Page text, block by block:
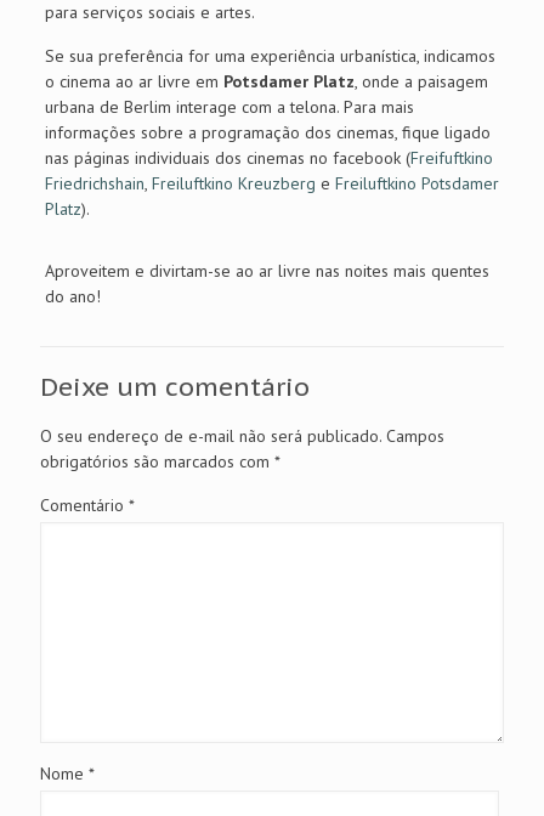
para serviços sociais e artes.
Se sua preferência for uma experiência urbanística, indicamos
o cinema ao ar livre em Potsdamer Platz, onde a paisagem
urbana de Berlim interage com a telona. Para mais
informações sobre a programação dos cinemas, fique ligado
nas páginas individuais dos cinemas no facebook (Freifuftkino
Friedrichshain, Freiluftkino Kreuzberg e Freiluftkino Potsdamer
Platz).
Aproveitem e divirtam-se ao ar livre nas noites mais quentes
do ano!
Deixe um comentário
O seu endereço de e-mail não será publicado. Campos
obrigatórios são marcados com *
Comentário *
Nome *